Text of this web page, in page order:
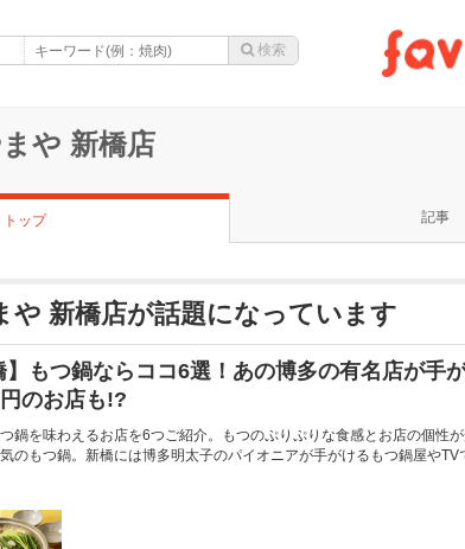
や 新橋店
トップ 記事
や 新橋店が話題になっています
】もつ鍋ならココ6選！あの博多の有名店が手
のお店も!?
鍋を味わえるお店を6つご紹介。もつのぷりぷりな食感とお店の個性
のもつ鍋。新橋には博多明太子のパイオニアが手がけるもつ鍋屋や